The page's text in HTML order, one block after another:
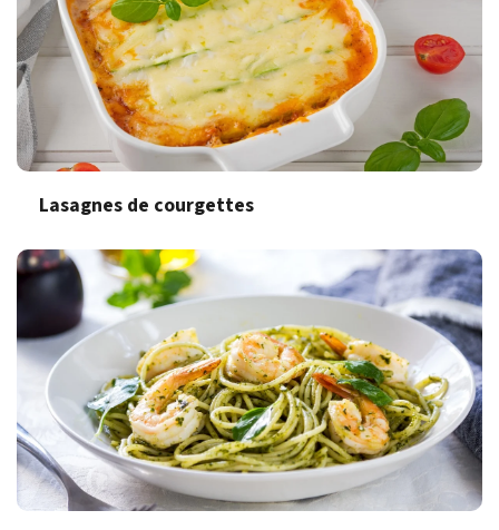
Lasagnes de courgettes